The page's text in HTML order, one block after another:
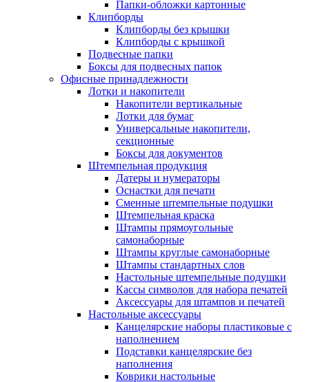
Папки-обложки картонные
Клипборды
Клипборды без крышки
Клипборды с крышкой
Подвесные папки
Боксы для подвесных папок
Офисные принадлежности
Лотки и накопители
Накопители вертикальные
Лотки для бумаг
Универсальные накопители,
секционные
Боксы для документов
Штемпельная продукция
Датеры и нумераторы
Оснастки для печати
Сменные штемпельные подушки
Штемпельная краска
Штампы прямоугольные
самонаборные
Штампы круглые самонаборные
Штампы стандартных слов
Настольные штемпельные подушки
Кассы символов для набора печатей
Аксессуары для штампов и печатей
Настольные аксессуары
Канцелярские наборы пластиковые с
наполнением
Подставки канцелярские без
наполнения
Коврики настольные